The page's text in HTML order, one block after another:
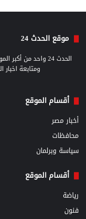
موقع الحدث 24
الحدث 24 واحد من
ومتابعة اخبار
أقسام الموقع
أخبار مصر
محافظات
سياسة وبرلمان
أقسام الموقع
رياضة
فنون